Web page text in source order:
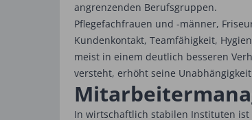
angrenzenden Berufsgruppen.
Pflegefachfrauen und -männer,
Kundenkontakt, Teamfähigkeit,
meist in einem deutlich besseren
versteht, erhöht seine
In wirtschaftlich stabilen Instituten